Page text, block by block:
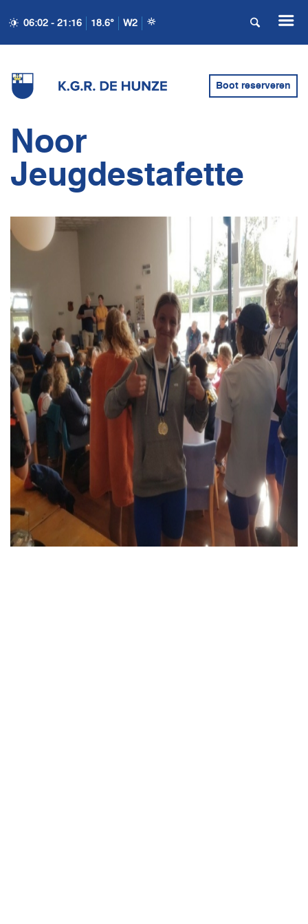
06:02 - 21:16 18.6° W2
Boot reserveren
Noor
Jeugdestafette